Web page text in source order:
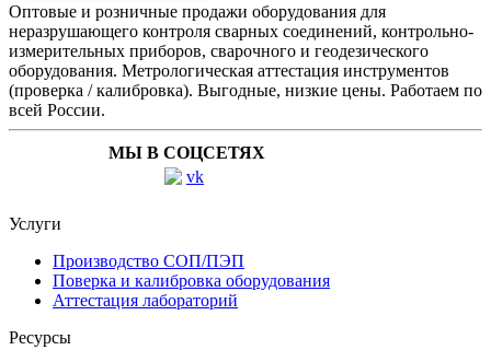
Оптовые и розничные продажи оборудования для
неразрушающего контроля сварных соединений, контрольно-
измерительных приборов, сварочного и геодезического
оборудования. Метрологическая аттестация инструментов
(проверка / калибровка). Выгодные, низкие цены. Работаем по
всей России.
МЫ В СОЦСЕТЯХ
Услуги
Производство СОП/ПЭП
Поверка и калибровка оборудования
Аттестация лабораторий
Ресурсы